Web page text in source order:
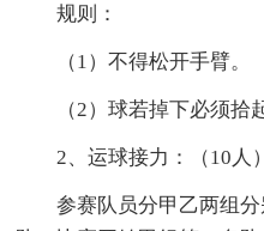
规则：
（1）不得松开手臂。
（2）球若掉下必须拾起
2、运球接力：（10人
参赛队员分甲乙两组分